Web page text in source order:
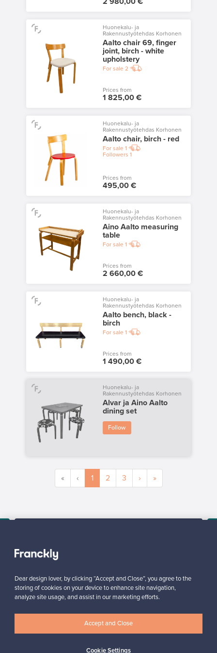
Huonekalu- ja
Rakennustyötehdas Korhonen
Aalto chair 69, finger
joint, birch - white
upholstery
For sale 2
Prices from
1 825,00 €
Huonekalu- ja
Rakennustyötehdas Korhonen
Aalto chair, birch - red
For sale 1
Followers 1
Prices from
495,00 €
Huonekalu- ja
Rakennustyötehdas Korhonen
Aino Aalto measuring
table
For sale 1
Prices from
2 660,00 €
Huonekalu- ja
Rakennustyötehdas Korhonen
Aalto bench, black -
birch
For sale 1
Prices from
1 490,00 €
Huonekalu- ja
Rakennustyötehdas Korhonen
Alvar ja Aino Aalto
dining set
Follow
« ‹ 1 2 3 › »
✓ Verified seller
Dear design lover, by clicking “Accept and Close”, you agree to the
storing of cookies on your device to enhance site navigation,
analyze site usage, and assist in our marketing efforts.
Cookie Settings
Accept and Close